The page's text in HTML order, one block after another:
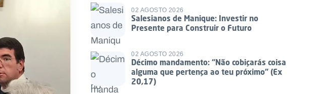
02 AGOSTO 2026
Salesianos de Manique: Investir no
Presente para Construir o Futuro
02 AGOSTO 2026
Décimo mandamento: “Não cobiçarás coisa
alguma que pertença ao teu próximo” (Ex
20,17)